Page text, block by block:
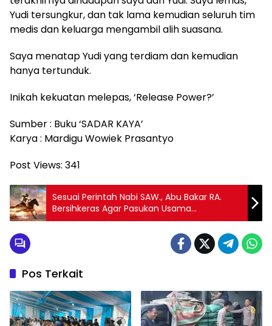
Yudi tersungkur, dan tak lama kemudian seluruh tim
medis dan keluarga mengambil alih suasana.
Saya menatap Yudi yang terdiam dan kemudian
hanya tertunduk.
Inikah kekuatan melepas, ‘Release Power?’
Sumber : Buku ‘SADAR KAYA’
Karya : Mardigu Wowiek Prasantyo
Post Views: 341
Sesuai Perintah Nabi SAW., Abu Bakar RA.
Bersihkeras Agar Pasukan Usama
Diberangkatkan
Pos Terkait